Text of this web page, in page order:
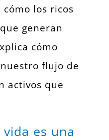
los ricos
generan
cómo
flujo de
activos que
es una